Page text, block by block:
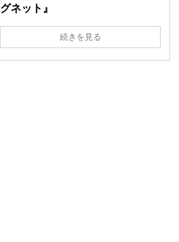
グネット』
続きを見る